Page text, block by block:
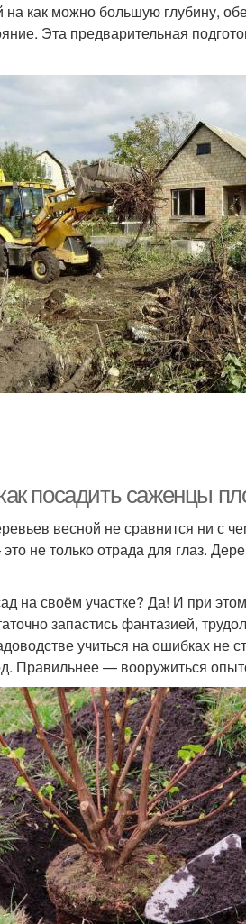
как можно большую глубину,
Эта предварительная
посадить саженцы
весной не сравнится ни с
не только отрада для глаз.
на своём участке? Да! И при
запастись фантазией,
учиться на ошибках не
Правильнее — вооружиться